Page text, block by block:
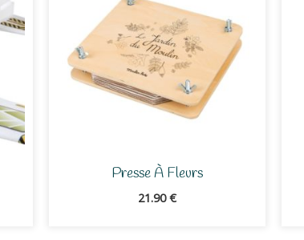
Presse À Fleurs
21.90€